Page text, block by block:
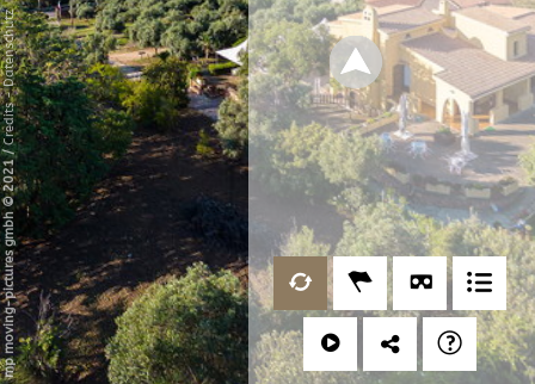
mp moving-pictures gmbh © 2021
/
Credits
-
Datenschutz